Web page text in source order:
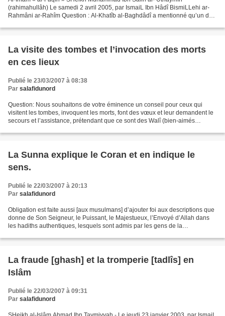
(rahimahullâh) Le samedi 2 avril 2005, par IsmaiL Ibn Hâdî BismiLLehi ar-
Rahmâni ar-Rahîm Question : Al-Khatîb al-Baghdâdî a mentionné qu’un des
La visite des tombes et l’invocation des morts
en ces lieux
Publié le 23/03/2007 à 08:38
Par salafidunord
Question: Nous souhaitons de votre éminence un conseil pour ceux qui
visitent les tombes, invoquent les morts, font des vœux et leur demandent le
secours et l’assistance, prétendant que ce sont des Walî (bien-aimés
La Sunna explique le Coran et en indique le
sens.
Publié le 22/03/2007 à 20:13
Par salafidunord
Obligation est faite aussi [aux musulmans] d’ajouter foi aux descriptions que
donne de Son Seigneur, le Puissant, le Majestueux, l’Envoyé d’Allah dans
les hadiths authentiques, lesquels sont admis par les gens de la
La fraude [ghash] et la tromperie [tadlîs] en
Islâm
Publié le 22/03/2007 à 09:31
Par salafidunord